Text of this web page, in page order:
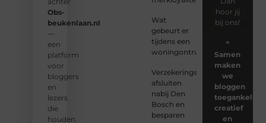
Obs-
beukenlaan.nl
—
een
platform
voor
bloggers
en
lezers
die
houden
Wat
gebeurt er
tijdens een
woningontruiming?
Verzekeringspakket
afsluiten
nabij Den
Bosch en
besparen
hoor jij
bij ons!
❝
Samen
maken
we
bloggen
toegankelijk,
creatief
en